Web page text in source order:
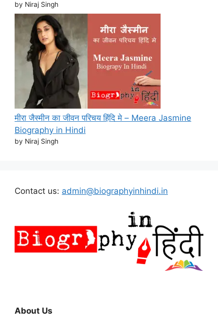
by Niraj Singh
मीरा जैस्मीन का जीवन परिचय हिंदि मे – Meera Jasmine
Biography in Hindi
by Niraj Singh
Contact us: admin@biographyinhindi.in
About Us